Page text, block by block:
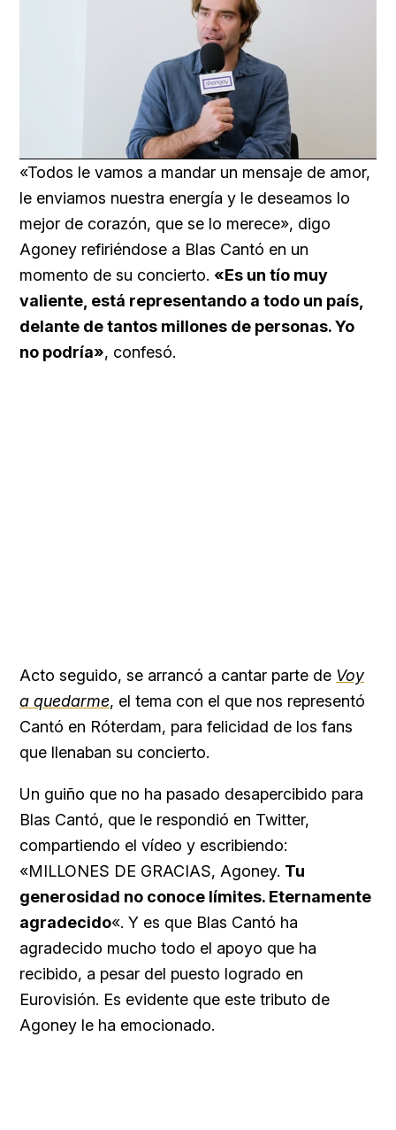
Unmute Loaded
45.22%
«Todos le vamos a mandar un mensaje de amor,
le enviamos nuestra energía y le deseamos lo
mejor de corazón, que se lo merece», digo
Agoney refiriéndose a Blas Cantó en un
momento de su concierto. «Es un tío muy
valiente, está representando a todo un país,
delante de tantos millones de personas. Yo
no podría», confesó.
Acto seguido, se arrancó a cantar parte de Voy
a quedarme, el tema con el que nos representó
Cantó en Róterdam, para felicidad de los fans
que llenaban su concierto.
Un guiño que no ha pasado desapercibido para
Blas Cantó, que le respondió en Twitter,
compartiendo el vídeo y escribiendo:
«MILLONES DE GRACIAS, Agoney. Tu
generosidad no conoce límites. Eternamente
agradecido«. Y es que Blas Cantó ha
agradecido mucho todo el apoyo que ha
recibido, a pesar del puesto logrado en
Eurovisión. Es evidente que este tributo de
Agoney le ha emocionado.